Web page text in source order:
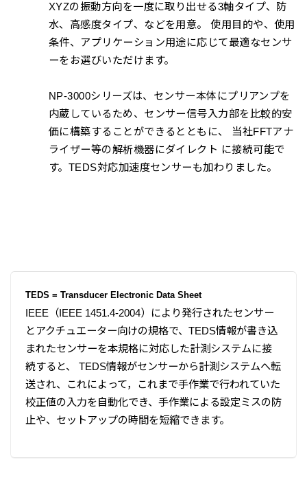
XYZの振動方向を一度に取り出せる3軸タイプ、防
水、高感度タイプ、などを用意。 使用目的や、使用
条件、アプリケーション用途に応じて最適なセンサ
ーをお選びいただけます。
NP-3000シリーズは、センサー本体にプリアンプを
内蔵しているため、センサー信号入力部を比較的安
価に構築することができるとともに、 当社FFTアナ
ライザー等の解析機器にダイレクト に接続可能で
す。TEDS対応加速度センサーも加わりました。
TEDS = Transducer Electronic Data Sheet
IEEE（IEEE 1451.4-2004）により発行されたセンサー
とアクチュエーター向けの規格で、TEDS情報が書き込
まれたセンサーを本規格に対応した計測システムに接
続すると、 TEDS情報がセンサーから計測システムへ転
送され、これによって，これまで手作業で行われていた
校正値の入力を自動化でき、手作業による設定ミスの防
止や、セットアップの時間を短縮できます。